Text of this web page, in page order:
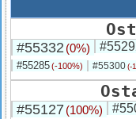
#55332 (0%)
#55285(-100%) #55300(-
#55127 (100%)